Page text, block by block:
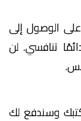
الوصول إلى
تنافسي. لن
وسندفع لك